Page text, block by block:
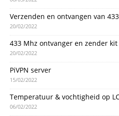
Verzenden en ontvangen van
20/02/2022
433 Mhz ontvanger en zender kit
20/02/2022
PiVPN server
15/02/2022
Temperatuur & vochtigheid op
06/02/2022